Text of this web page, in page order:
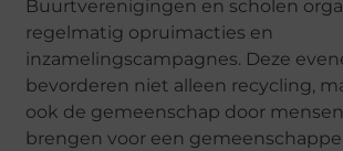
Buurtverenigingen en scholen
regelmatig opruimacties en
inzamelingscampagnes. Deze
bevorderen niet alleen recycling,
ook de gemeenschap door
brengen voor een